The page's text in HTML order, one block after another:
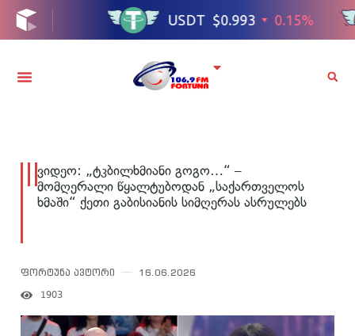
ვიდეო: „ტკბილხმიანი გოგო…“ –
მომღერალი წყალტუბოდან „საქართველოს
ხმაში“ ქეთი გაბისიანის სიმღერას ასრულებს
ფორტუნა ავტორი 16.06.2026
1903